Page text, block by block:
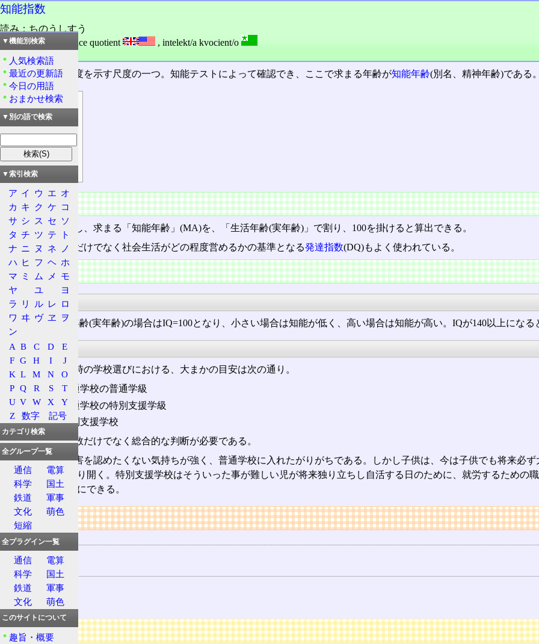
知能指数
読み：ちのうしすう
外語：IQ: intelligence quotient , intelekt/a kvocient/o
品詞：名詞
知能の発達の程度を示す尺度の一つ。知能テストによって確認でき、ここで求まる年齢が知能年齢(別名、精神年齢)である
目次
概要
特徴
算出方法
学校
概要
知能検査を実施し、求まる「知能年齢」(MA)を、「生活年齢(実年齢)」で割り、100を掛けると算出できる。
近年では、知能だけでなく社会生活がどの程度営めるかの基準となる発達指数(DQ)もよく使われている。
特徴
算出方法
精神年齢=生活年齢(実年齢)の場合はIQ=100となり、小さい場合は知能が低く、高い場合は知能が高い。IQが140以上にな
学校
高次脳機能障害時の学校選びにおける、大まかの目安は次の通り。
80以上 ‐ 普通学校の普通学級
70〜80 ‐ 普通学校の特別支援学級
70以下 ‐ 特別支援学校
実際には知能指数だけでなく総合的な判断が必要である。
両親は子供の障害を認めたくない気持ちが強く、普通学校に入れたがりがちである。しかし子供は、今は子供でも将来必
自分の力で考え切り開く。特別支援学校はそういった事が難しい児が将来独り立ちし自活する日のために、就労するため
を作ることも普通にできる。
リンク
用語の所属
IQ
関連する用語
知能年齢
発達指数
広告
▼機能別検索
人気検索語
最近の更新語
今日の用語
おまかせ検索
▼別の語で検索
▼索引検索
ア イ ウ エ オ
カ キ ク ケ コ
サ シ ス セ ソ
タ チ ツ テ
ト
ナ ニ ヌ ネ
ノ
ハ ヒ フ ヘ ホ
マ ミ ム メ
モ
ヤ
ユ
ヨ
ラ
リ ル レ ロ
ワ ヰ ヴ ヱ
ヲ
ン
A B C D
E
F G H I
J
K L M N
O
P Q R S
T
U V W X
Y
Z
数字 記号
カテゴリ検索
全グループ一覧
通信
電算
科学
国土
鉄道
軍事
文化
萌色
短縮
全プラグイン一覧
通信
電算
科学
国土
鉄道
軍事
文化
萌色
このサイトについて
趣旨・概要